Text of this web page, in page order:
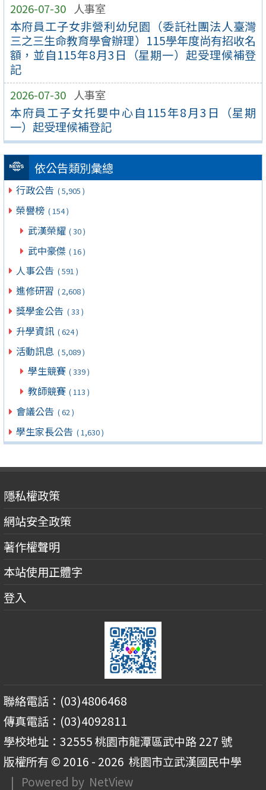
2026-07-30 人事室
本府員工子女非營利幼兒園（委託社團法人臺灣
三之三生命教育學會辦理）115學年度尚有招收名
額，並自115年8月3日（星期一）起受理候補登
記
2026-07-30 人事室
本府員工子女托嬰中心自115年8月3日（星期
一）起受理候補登記
依公告類別彙總
行政公告 ( 5,905 )
榮譽榜 ( 154 )
武漢榮耀 ( 30 )
武中豪傑 ( 16 )
人事公告 ( 591 )
進修研習 ( 2,608 )
獎學金公告 ( 33 )
升學資訊 ( 624 )
活動訊息 ( 5,089 )
學生競賽 ( 339 )
教師競賽 ( 113 )
會議公告 ( 62 )
學生家長公告 ( 1,630 )
隱私權政策
網站安全政策
著作權聲明
本站使用正體字
登入
聯絡電話：(03)4806468
傳真電話：(03)4092811
學校地址：32555 桃園市龍潭區武中路 227 號
版權所有 © 2016 - 2026 桃園市立武漢國民中學
| Powered by NetView